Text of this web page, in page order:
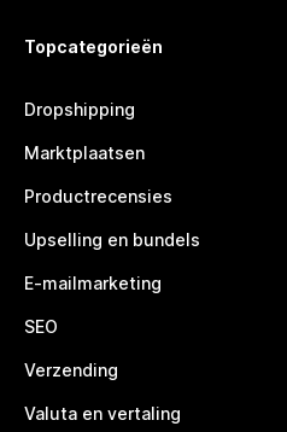
Topcategorieën
Dropshipping
Marktplaatsen
Productrecensies
Upselling en bundels
E-mailmarketing
SEO
Verzending
Valuta en vertaling